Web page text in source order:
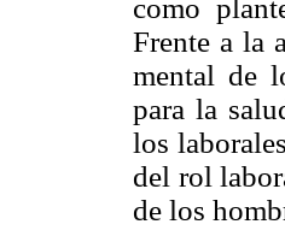
como
Frente a la
mental de
para la
los
del rol
de los